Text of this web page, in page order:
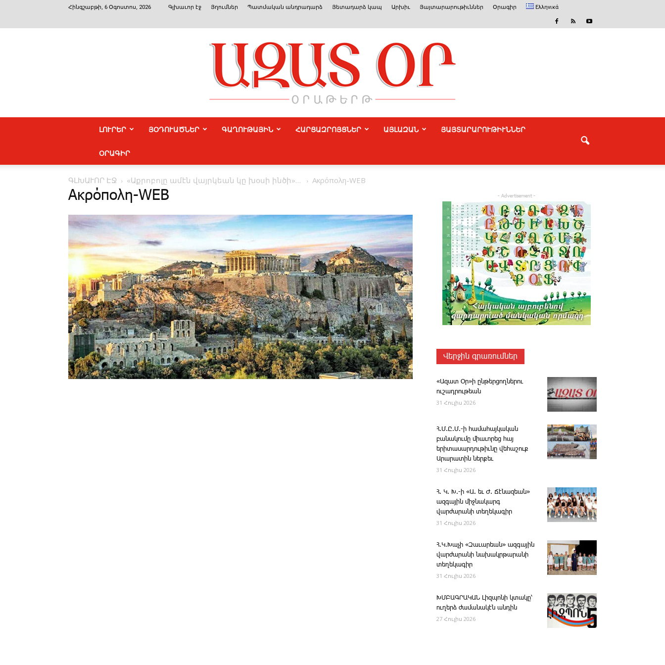
Հինգշաբթի, 6 Օգոստոս, 2026 Գլխաւոր էջ Յղումներ Պատմական անդրադարձ Յետադարձ կապ Արխիւ Յայտարարութիւններ Օրագիր Ελληνικά
Or
ԼՈՒՐԵՐ ՅՕԴՈՒԱԾՆԵՐ ԳԱՂՈՒԹԱՅԻՆ ՀԱՐՑԱԶՐՈՅՑՆԵՐ ԱՅԼԱԶԱՆ ՅԱՅՏԱՐԱՐՈՒԹԻՒՆՆԵՐ
ՕՐԱԳԻՐ
ԳԼԽԱՒՈՐ ԷՋ «Աքրոբոլը ամէն վայրկեան կը խօսի ինծի»… Ακρόπολη-WEB
Ακρόπολη-WEB - Advertisement -
Վերջին գրառումներ
«Ազատ Օր»ի ընթերցողներու
ուշադրութեան
31 Հուլիս 2026
Հ.Մ.Ը.Մ.-ի համահայկական
բանակումը միաւորեց հայ
երիտասարդութիւնը վեհաշուք
Արարատին ներքեւ
31 Հուլիս 2026
Հ. Կ. Խ.-ի «Ա. եւ Ժ. ­Ճէնազեան»
ազգային միջնակարգ
վարժարանի տեղեկագիր
31 Հուլիս 2026
Հ․Կ․Խաչի «Զաւարեան» ազգային
վարժարանի նախակրթարանի
տեղեկագիր
31 Հուլիս 2026
ԽՄԲԱԳՐԱԿԱՆ ­Լիզպոնի կտակը՝
ուղերձ ժամանակէն անդին
27 Հուլիս 2026